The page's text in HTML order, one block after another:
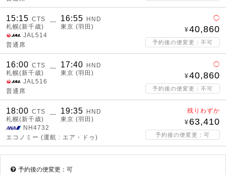
15:15 CTS
札幌(新千歳)
― 16:55
HND
東京 (羽田)
JAL514
普通席
◯
40,860
予約後の便変更：不可
16:00 CTS
札幌(新千歳)
― 17:40
HND
東京 (羽田)
JAL516
普通席
◯
40,860
予約後の便変更：不可
18:00 CTS
札幌(新千歳)
― 19:35
HND
東京 (羽田)
NH4732
エコノミー (運航 : エア・ドゥ)
残りわずか
63,410
予約後の便変更：可
予約後の便変更：可